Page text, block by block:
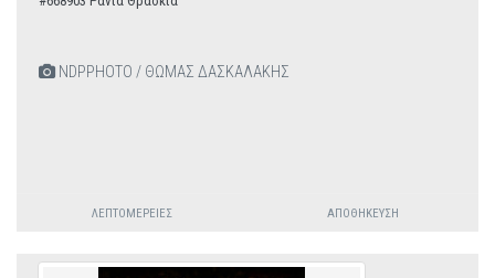
NDPPHOTO / ΘΩΜΑΣ ΔΑΣΚΑΛΑΚΗΣ
ΛΕΠΤΟΜΈΡΕΙΕΣ ΑΠΟΘΉΚΕΥΣΗ